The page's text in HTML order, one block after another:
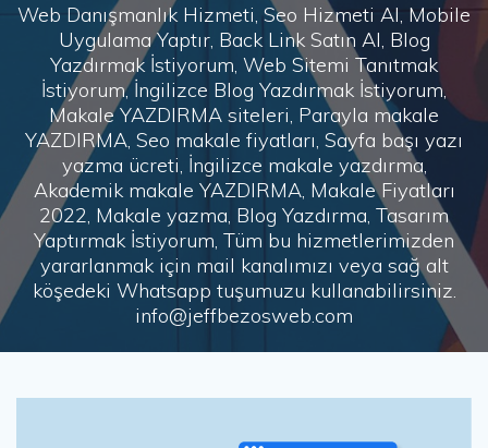
Web Danışmanlık Hizmeti, Seo Hizmeti Al, Mobile
Uygulama Yaptır, Back Link Satın Al, Blog
Yazdırmak İstiyorum, Web Sitemi Tanıtmak
İstiyorum, İngilizce Blog Yazdırmak İstiyorum,
Makale YAZDIRMA siteleri, Parayla makale
YAZDIRMA, Seo makale fiyatları, Sayfa başı yazı
yazma ücreti, İngilizce makale yazdırma,
Akademik makale YAZDIRMA, Makale Fiyatları
2022, Makale yazma, Blog Yazdırma, Tasarım
Yaptırmak İstiyorum, Tüm bu hizmetlerimizden
yararlanmak için mail kanalımızı veya sağ alt
köşedeki Whatsapp tuşumuzu kullanabilirsiniz.
info@jeffbezosweb.com